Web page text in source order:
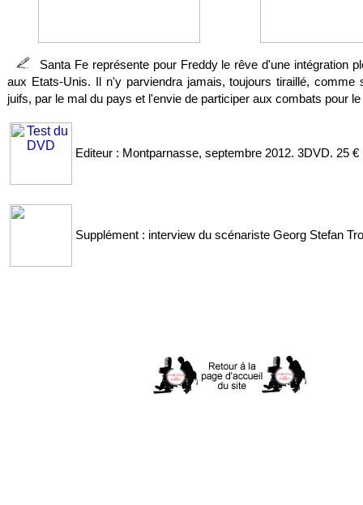
Santa Fe représente pour Freddy le rêve d'une intégration
aux Etats-Unis. Il n'y parviendra jamais, toujours tiraillé, comme
juifs, par le mal du pays et l'envie de participer aux combats pour le
Editeur : Montparnasse, septembre 2012. 3DVD. 25 €
Supplément : interview du scénariste Georg Stefan